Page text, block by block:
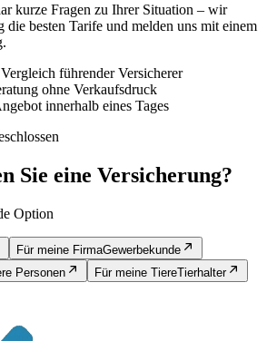
kurze Fragen zu Ihrer Situation – wir
die besten Tarife und melden uns mit einem
führender Versicherer
ohne Verkaufsdruck
innerhalb eines Tages
Sie eine Versicherung?
Option
Für meine FirmaGewerbekunde
Personen Für meine TiereTierhalter